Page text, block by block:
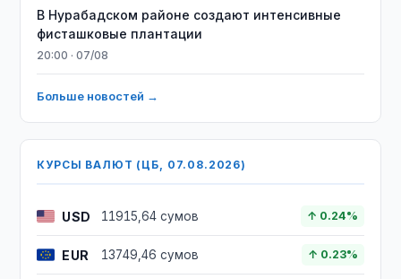
В Нурабадском районе создают интенсивные
фисташковые плантации
20:00 · 07/08
Больше новостей →
КУРСЫ ВАЛЮТ (ЦБ, 07.08.2026)
USD 11915,64 сумов ↑ 0.24%
EUR 13749,46 сумов ↑ 0.23%